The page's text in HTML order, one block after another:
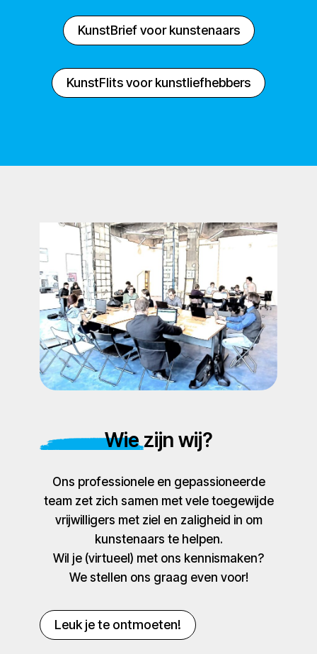
KunstBrief voor kunstenaars
KunstFlits voor kunstliefhebbers
Wie zijn wij?
Ons professionele en gepassioneerde
team zet zich samen met vele toegewijde
vrijwilligers met ziel en zaligheid in om
kunstenaars te helpen.
Wil je (virtueel) met ons kennismaken?
We stellen ons graag even voor!
Leuk je te ontmoeten!